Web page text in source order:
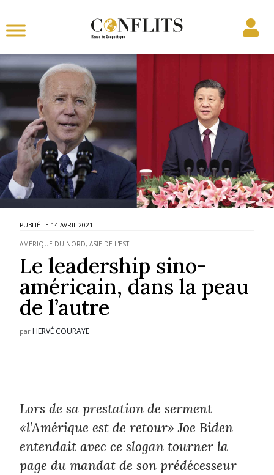
14 AVRIL 2021
AMÉRIQUE DU NORD,ASIE DE L'EST
Le leadership sino-
américain, dans la peau
de l’autre
par HERVÉ COURAYE
Lors de sa prestation de serment
«l’Amérique est de retour» Joe Biden
entendait avec ce slogan tourner la
page du mandat de son prédécesseur